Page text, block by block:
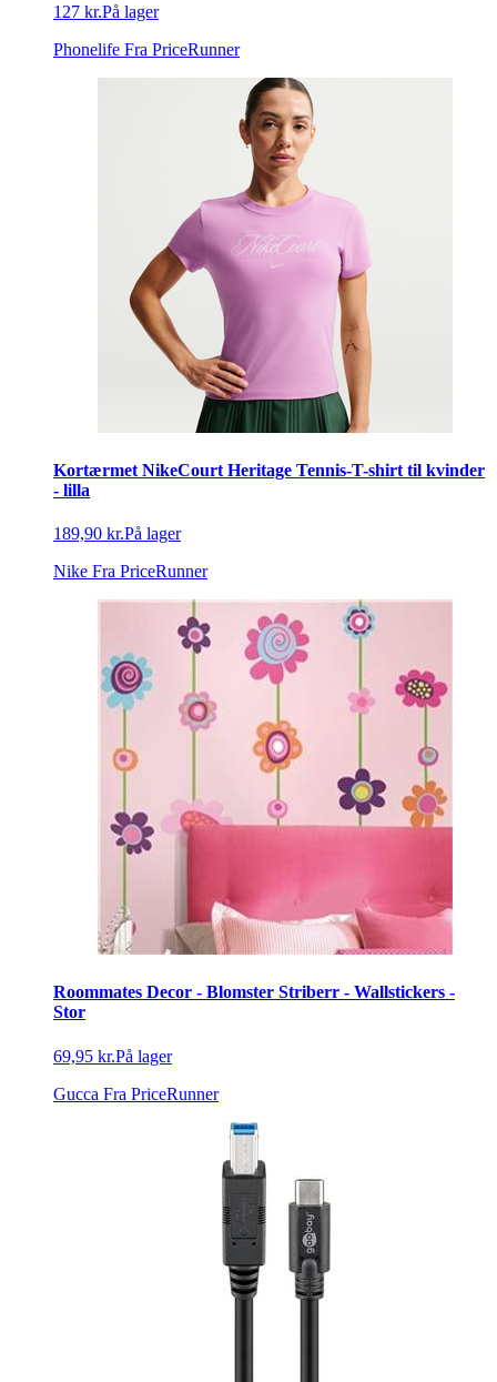
127 kr.På lager
Phonelife Fra PriceRunner
Kortærmet NikeCourt Heritage Tennis-T-shirt til kvinder
- lilla
189,90 kr.På lager
Nike Fra PriceRunner
Roommates Decor - Blomster Striberr - Wallstickers -
Stor
69,95 kr.På lager
Gucca Fra PriceRunner